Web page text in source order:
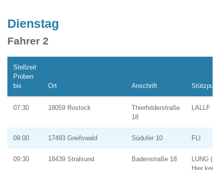
Dienstag
Fahrer 2
Stellzeit
Proben
bis
Ort Anschrift
07:30 18059 Rostock
Thierfelderstraße
18
LALLF
09:00 17493 Greifswald Südufer 10 FLI
09:30 18439 Stralsund Badenstraße 18
LUNG
Hier keine